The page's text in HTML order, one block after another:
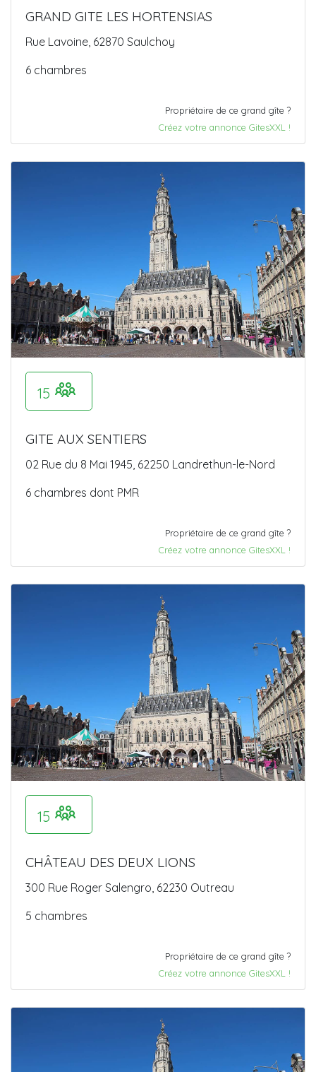
GRAND GITE LES HORTENSIAS
Rue Lavoine, 62870 Saulchoy
6 chambres
Propriétaire de ce grand gîte ?
Créez votre annonce GitesXXL !
15
GITE AUX SENTIERS
02 Rue du 8 Mai 1945, 62250 Landrethun-le-Nord
6 chambres dont PMR
Propriétaire de ce grand gîte ?
Créez votre annonce GitesXXL !
15
CHÂTEAU DES DEUX LIONS
300 Rue Roger Salengro, 62230 Outreau
5 chambres
Propriétaire de ce grand gîte ?
Créez votre annonce GitesXXL !